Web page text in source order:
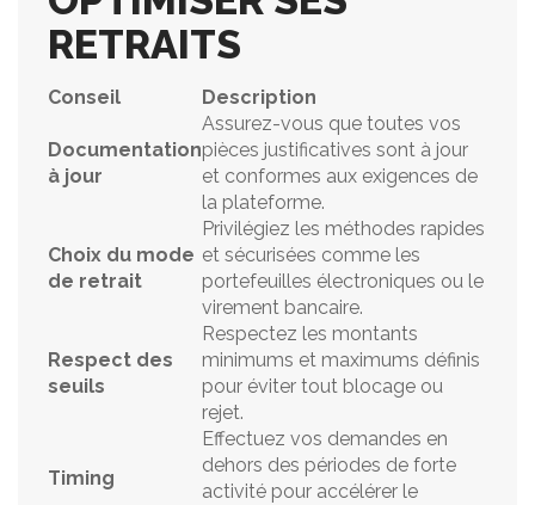
RETRAITS
Conseil Description
Documentation
à jour
Assurez-vous que toutes vos
pièces justificatives sont à jour
et conformes aux exigences de
la plateforme.
Choix du mode
de retrait
Privilégiez les méthodes rapides
et sécurisées comme les
portefeuilles électroniques ou le
virement bancaire.
Respect des
seuils
Respectez les montants
minimums et maximums définis
pour éviter tout blocage ou
rejet.
Timing
Effectuez vos demandes en
dehors des périodes de forte
activité pour accélérer le